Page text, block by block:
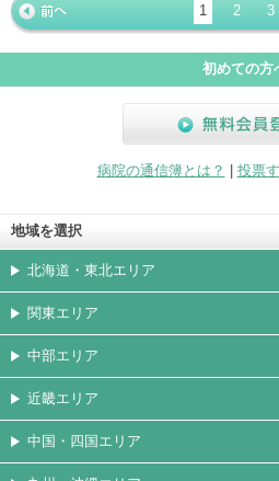
« 前ペー
ジ
1 2 3
初めての方
病院の通信簿とは？
投票
地域を選択
北海道・東北エリア
関東エリア
中部エリア
近畿エリア
中国・四国エリア